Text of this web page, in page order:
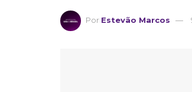
Por Estevão Marcos